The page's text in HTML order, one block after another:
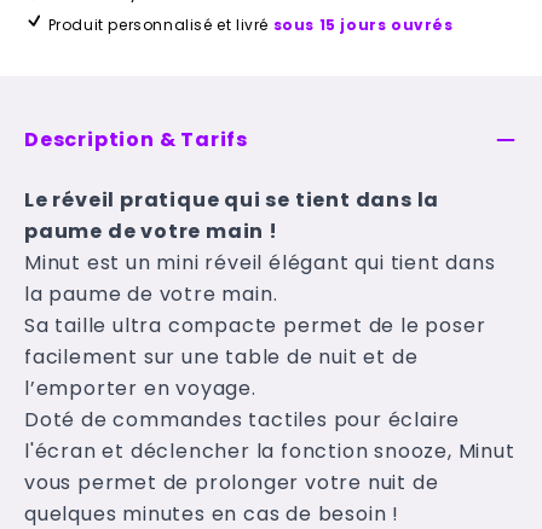
Produit personnalisé et livré sous 15 jours ouvrés
Description & Tarifs
Le réveil pratique qui se tient dans la
paume de votre main !
Minut est un mini réveil élégant qui tient dans
la paume de votre main.
Sa taille ultra compacte permet de le poser
facilement sur une table de nuit et de
l’emporter en voyage.
Doté de commandes tactiles pour éclaire
l'écran et déclencher la fonction snooze, Minut
vous permet de prolonger votre nuit de
quelques minutes en cas de besoin !